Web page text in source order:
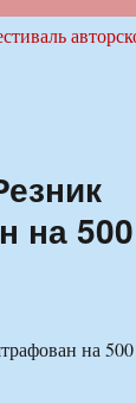
на